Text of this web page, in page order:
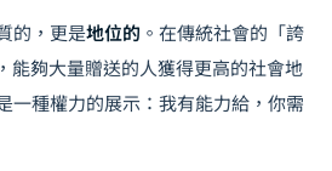
的，更是地位的 。在傳統社會的「誇
夠大量贈送的人獲得更高的社會地
種權力的展示：我有能力給，你需